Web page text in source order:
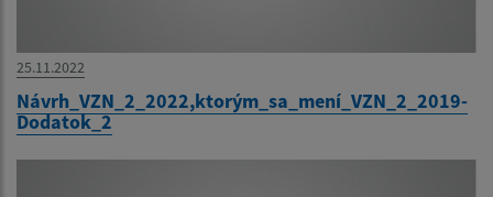
25.11.2022
Návrh_VZN_2_2022,ktorým_sa_mení_VZN_2_2019-
Dodatok_2